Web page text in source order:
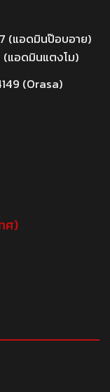
(แอดมินป๊อบอาย)
แอดมินแตงโม)
(Orasa)
ศ)